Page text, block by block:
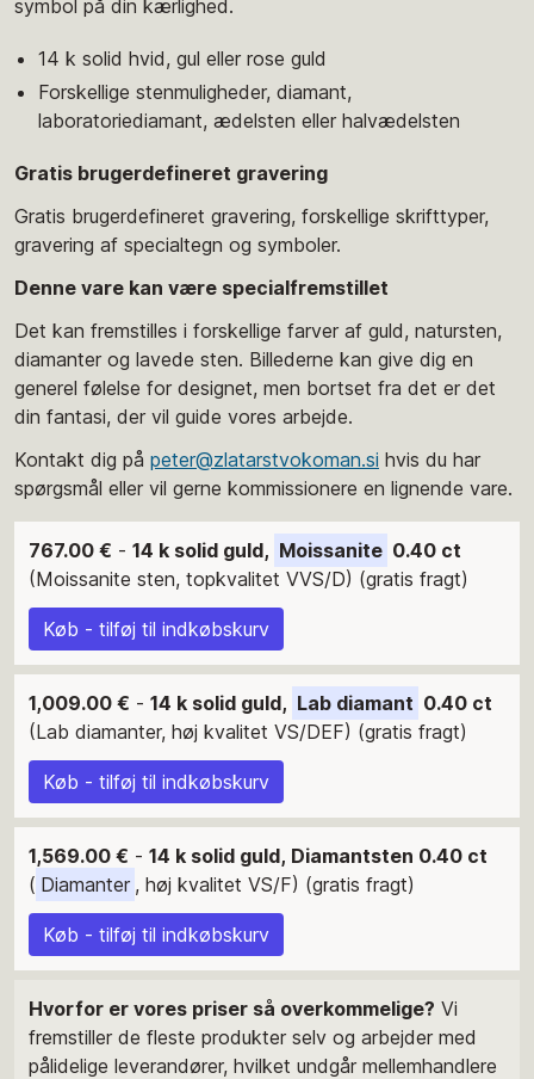
symbol på din kærlighed.
14 k solid hvid, gul eller rose guld
Forskellige stenmuligheder, diamant,
laboratoriediamant, ædelsten eller halvædelsten
Gratis brugerdefineret gravering
Gratis brugerdefineret gravering, forskellige skrifttyper,
gravering af specialtegn og symboler.
Denne vare kan være specialfremstillet
Det kan fremstilles i forskellige farver af guld, natursten,
diamanter og lavede sten. Billederne kan give dig en
generel følelse for designet, men bortset fra det er det
din fantasi, der vil guide vores arbejde.
Kontakt dig på peter@zlatarstvokoman.si hvis du har
spørgsmål eller vil gerne kommissionere en lignende vare.
767.00 € - 14 k solid guld, Moissanite 0.40 ct
(Moissanite sten, topkvalitet VVS/D) (gratis fragt)
Køb - tilføj til indkøbskurv
1,009.00 € - 14 k solid guld, Lab diamant 0.40 ct
(Lab diamanter, høj kvalitet VS/DEF) (gratis fragt)
Køb - tilføj til indkøbskurv
1,569.00 € - 14 k solid guld, Diamantsten 0.40 ct
( Diamanter , høj kvalitet VS/F) (gratis fragt)
Køb - tilføj til indkøbskurv
Hvorfor er vores priser så overkommelige? Vi
fremstiller de fleste produkter selv og arbejder med
pålidelige leverandører, hvilket undgår mellemhandlere